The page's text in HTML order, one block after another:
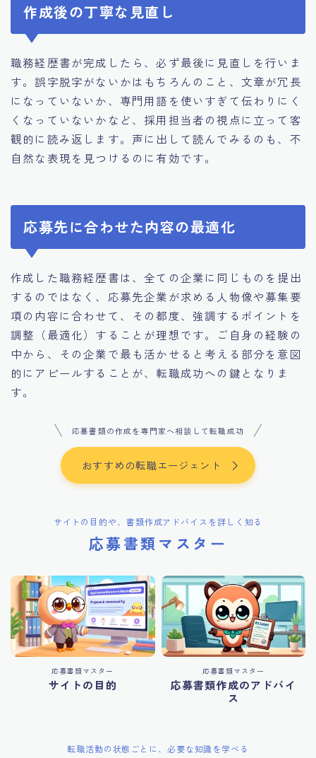
作成後の丁寧な見直し
職務経歴書が完成したら、必ず最後に見直しを行いま
す。誤字脱字がないかはもちろんのこと、文章が冗長
になっていないか、専門用語を使いすぎて伝わりにく
くなっていないかなど、採用担当者の視点に立って客
観的に読み返します。声に出して読んでみるのも、不
自然な表現を見つけるのに有効です。
応募先に合わせた内容の最適化
作成した職務経歴書は、全ての企業に同じものを提出
するのではなく、応募先企業が求める人物像や募集要
項の内容に合わせて、その都度、強調するポイントを
調整（最適化）することが理想です。ご自身の経験の
中から、その企業で最も活かせると考える部分を意図
的にアピールすることが、転職成功への鍵となりま
す。
応募書類の作成を専門家へ相談して転職成功
おすすめの転職エージェント
サイトの目的や、書類作成アドバイスを詳しく知る
応募書類マスター
応募書類マスター
サイトの目的
応募書類マスター
応募書類作成のアドバイ
ス
転職活動の状態ごとに、必要な知識を学べる